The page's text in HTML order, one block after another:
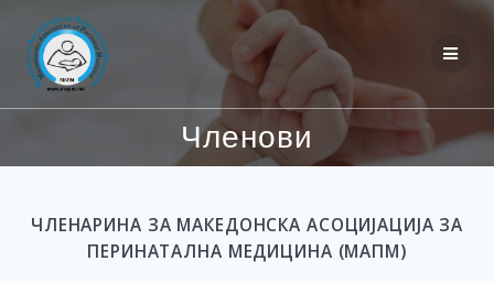
Skip
to
content
Членови
ЧЛЕНАРИНА ЗА МАКЕДОНСКА АСОЦИЈАЦИЈА ЗА
ПЕРИНАТАЛНА МЕДИЦИНА (МАПМ)